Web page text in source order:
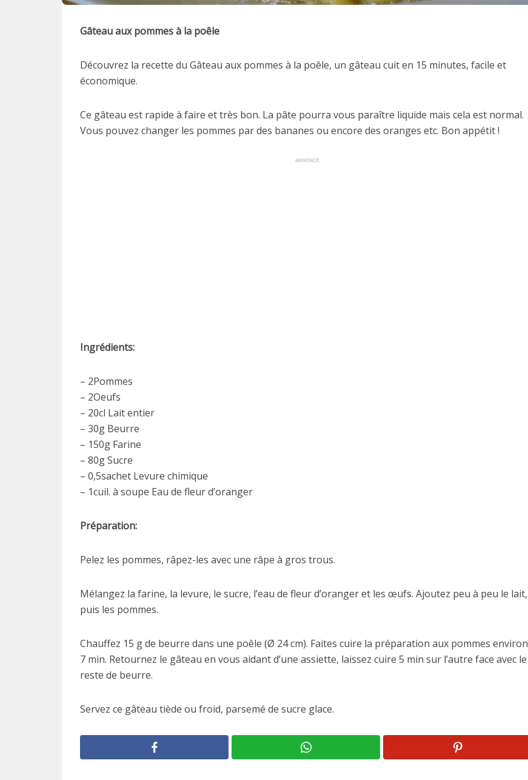
Gâteau aux pommes à la poêle
Découvrez la recette du Gâteau aux pommes à la poêle, un gâteau cuit en 15 minutes, facile et
économique.
Ce gâteau est rapide à faire et très bon. La pâte pourra vous paraître liquide mais cela est normal.
Vous pouvez changer les pommes par des bananes ou encore des oranges etc. Bon appétit !
ANNONCE
Ingrédients:
– 2Pommes
– 2Oeufs
– 20cl Lait entier
– 30g Beurre
– 150g Farine
– 80g Sucre
– 0,5sachet Levure chimique
– 1cuil. à soupe Eau de fleur d’oranger
Préparation:
Pelez les pommes, râpez-les avec une râpe à gros trous.
Mélangez la farine, la levure, le sucre, l’eau de fleur d’oranger et les œufs. Ajoutez peu à peu le lait,
puis les pommes.
Chauffez 15 g de beurre dans une poêle (Ø 24 cm). Faites cuire la préparation aux pommes environ
7 min. Retournez le gâteau en vous aidant d’une assiette, laissez cuire 5 min sur l’autre face avec le
reste de beurre.
Servez ce gâteau tiède ou froid, parsemé de sucre glace.